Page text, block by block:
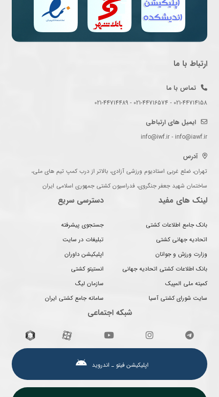
ارتباط با ما
تماس با ما
021-44714158 - 021-44716574 - 021-44714489
ایمیل های ارتباطی
info@iwf.ir - info@iawf.ir
آدرس
تهران، ضلع غربی استادیوم ورزشی آزادی، بالاتر از درب کمپ تیم های ملی،
ساختمان شهید جعفر جنگروی، فدراسیون کشتی جمهوری اسلامی ایران
لینک های مفید
بانک جامع اطلاعات کشتی
اتحادیه جهانی کشتی
وزارت ورزش و جوانان
بانک اطلاعات کشتی اتحادیه جهانی
کمیته ملی المپیک
سایت شورای کشتی آسیا
دسترسی سریع
جستجوی پیشرفته
تبلیغات در سایت
اپلیکیشن داوران
انستیتو کشتی
سازمان لیگ
سامانه جامع کشتی ایران
شبکه اجتماعی
اپلیکیشن فیتو ـ اندروید